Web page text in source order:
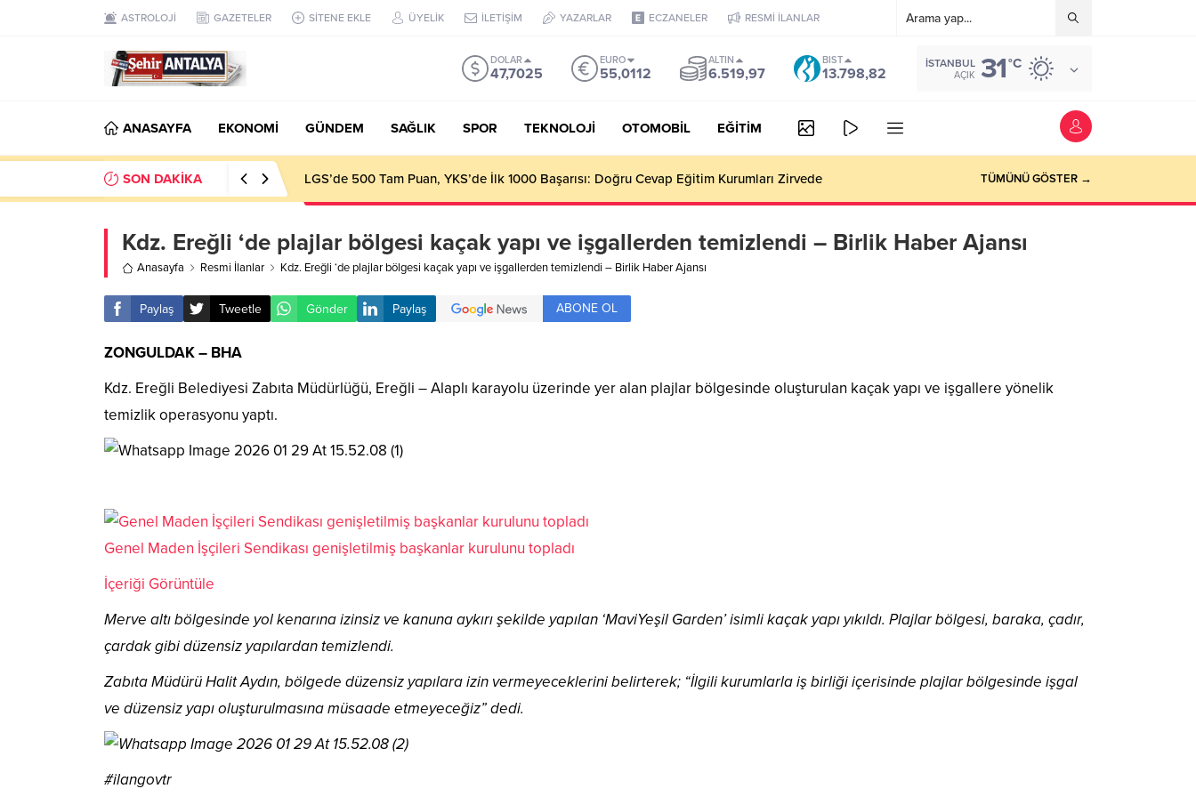
ASTROLOJİ GAZETELER SİTENE EKLE ÜYELİK İLETİŞİM YAZARLAR ECZANELER RESMİ İLANLAR
DOLAR
47,7025
EURO
55,0112
ALTIN
6.519,97
BIST
13.798,82
İSTANBUL
AÇIK 31°C
ANASAYFA EKONOMİ GÜNDEM SAĞLIK SPOR TEKNOLOJİ OTOMOBİL EĞİTİM
SON DAKİKA LGS’de 500 Tam Puan, YKS’de İlk 1000 Başarısı: Doğru Cevap Eğitim Kurumları Zirvede TÜMÜNÜ GÖSTER →
Kdz. Ereğli ‘de plajlar bölgesi kaçak yapı ve işgallerden temizlendi – Birlik Haber Ajansı
Anasayfa Resmi İlanlar Kdz. Ereğli ‘de plajlar bölgesi kaçak yapı ve işgallerden temizlendi – Birlik Haber Ajansı
Paylaş Tweetle Gönder Paylaş ABONE OL
ZONGULDAK – BHA
Kdz. Ereğli Belediyesi Zabıta Müdürlüğü, Ereğli – Alaplı karayolu üzerinde yer alan plajlar bölgesinde oluşturulan kaçak yapı ve işgallere yönelik
temizlik operasyonu yaptı.
Genel Maden İşçileri Sendikası genişletilmiş başkanlar kurulunu topladı
İçeriği Görüntüle
Merve altı bölgesinde yol kenarına izinsiz ve kanuna aykırı şekilde yapılan ‘MaviYeşil Garden’ isimli kaçak yapı yıkıldı. Plajlar bölgesi, baraka, çadır,
çardak gibi düzensiz yapılardan temizlendi.
Zabıta Müdürü Halit Aydın, bölgede düzensiz yapılara izin vermeyeceklerini belirterek; “İlgili kurumlarla iş birliği içerisinde plajlar bölgesinde işgal
ve düzensiz yapı oluşturulmasına müsaade etmeyeceğiz” dedi.
#ilangovtr